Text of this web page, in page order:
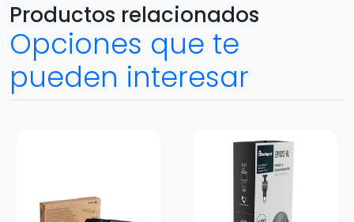
Productos relacionados
Opciones que te
pueden interesar